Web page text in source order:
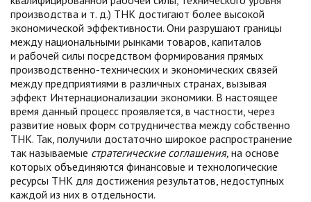
производства и т. д.) ТНК достигают более высокой
экономической эффективности. Они разрушают границы
между национальными рынками товаров, капиталов
и рабочей силы посредством формирования прямых
производственно-технических и экономических связей
между предприятиями в различных странах, вызывая
эффект Интернационализации экономики. В настоящее
время данный процесс проявляется, в частности, через
развитие новых форм сотрудничества между собственно
ТНК. Так, получили достаточно широкое распространение
так называемые стратегические соглашения, на основе
которых объединяются финансовые и технологические
ресурсы ТНК для достижения результатов, недоступных
каждой из них в отдельности.